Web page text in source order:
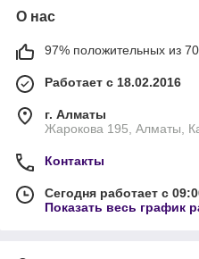
О нас
97% положительных из
Работает с 18.02.2016
г. Алматы
Жарокова 195, Алматы,
Контакты
Сегодня работает с
Показать весь график